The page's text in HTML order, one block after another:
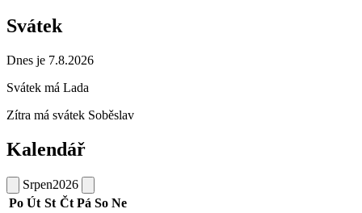
Svátek
Dnes je 7.8.2026
Svátek má Lada
Zítra má svátek Soběslav
Kalendář
Srpen2026
Po Út St Čt Pá So Ne